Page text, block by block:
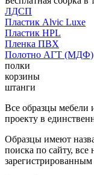
ЛДСП
Пластик Alvic Luxe
Пластик HPL
Пленка ПВХ
Полотно АГТ (МДФ)
полки
корзины
штанги
Все образцы мебели
проекту в
Образцы имеют
поиска по сайту, все